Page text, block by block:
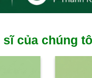
sĩ của chúng